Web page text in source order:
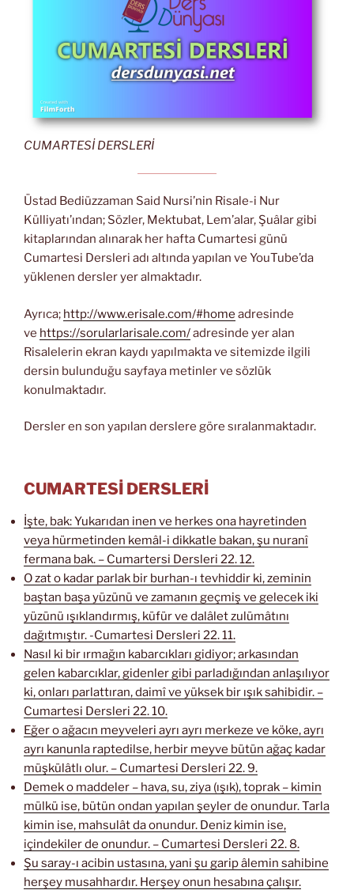
CUMARTESİ DERSLERİ
Üstad Bediüzzaman Said Nursi’nin Risale-i Nur
Külliyatı’ından; Sözler, Mektubat, Lem’alar, Şuâlar gibi
kitaplarından alınarak her hafta Cumartesi günü
Cumartesi Dersleri adı altında yapılan ve YouTube’da
yüklenen dersler yer almaktadır.
Ayrıca; http://www.erisale.com/#home adresinde
ve https://sorularlarisale.com/adresinde yer alan
Risalelerin ekran kaydı yapılmakta ve sitemizde ilgili
dersin bulunduğu sayfaya metinler ve sözlük
konulmaktadır.
Dersler en son yapılan derslere göre sıralanmaktadır.
CUMARTESİ DERSLERİ
İşte, bak: Yukarıdan inen ve herkes ona hayretinden
veya hürmetinden kemâl-i dikkatle bakan, şu nuranî
fermana bak. – Cumartersi Dersleri 22. 12.
O zat o kadar parlak bir burhan-ı tevhiddir ki, zeminin
baştan başa yüzünü ve zamanın geçmiş ve gelecek iki
yüzünü ışıklandırmış, küfür ve dalâlet zulümâtını
dağıtmıştır. -Cumartesi Dersleri 22. 11.
Nasıl ki bir ırmağın kabarcıkları gidiyor; arkasından
gelen kabarcıklar, gidenler gibi parladığından anlaşılıyor
ki, onları parlattıran, daimî ve yüksek bir ışık sahibidir. –
Cumartesi Dersleri 22. 10.
Eğer o ağacın meyveleri ayrı ayrı merkeze ve köke, ayrı
ayrı kanunla raptedilse, herbir meyve bütün ağaç kadar
müşkülâtlı olur. – Cumartesi Dersleri 22. 9.
Demek o maddeler – hava, su, ziya (ışık), toprak – kimin
mülkü ise, bütün ondan yapılan şeyler de onundur. Tarla
kimin ise, mahsulât da onundur. Deniz kimin ise,
içindekiler de onundur. – Cumartesi Dersleri 22. 8.
Şu saray-ı acibin ustasına, yani şu garip âlemin sahibine
herşey musahhardır. Herşey onun hesabına çalışır.